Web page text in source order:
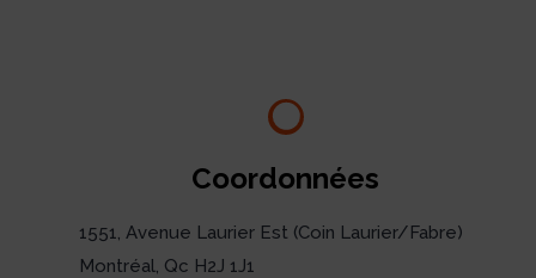
Coordonnées
1551, Avenue Laurier Est (Coin Laurier/Fabre)
Montréal, Qc H2J 1J1